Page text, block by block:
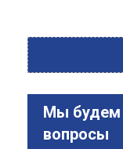
Мы будем
вопросы